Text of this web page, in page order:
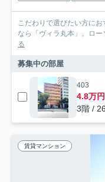
こだわりで選びたい方に
なら「ヴィラ丸本」。ロ
る
募集中の部屋
403
4.8万円
3階 /
賃貸マンション